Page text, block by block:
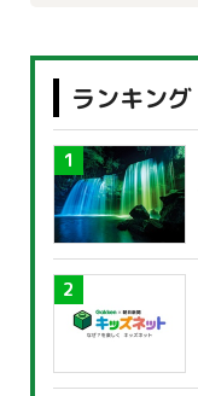
ランキング